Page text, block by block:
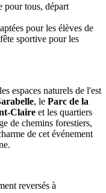
pour tous, départ
pour les élèves de
sportive pour les
espaces naturels de l'est
, le Parc de la
Claire et les quartiers
de chemins forestiers,
de cet événement
reversés à